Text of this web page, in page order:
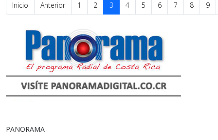
Inicio Anterior 1 2 3 4 5 6 7 8 9
PANORAMA